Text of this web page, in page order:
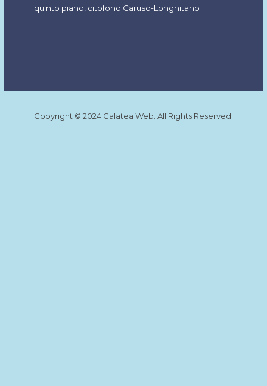
quinto piano, citofono Caruso-Longhitano
Copyright © 2024 Galatea Web. All Rights Reserved.